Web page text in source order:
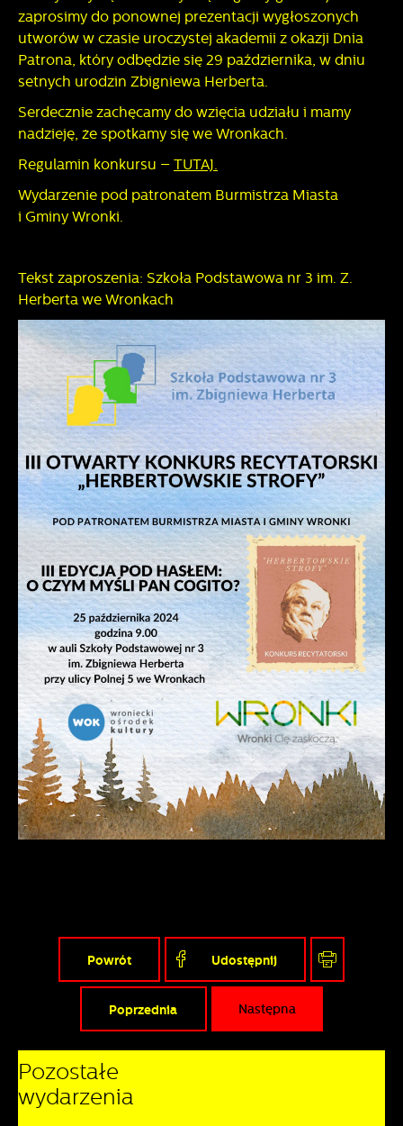
zaprosimy do ponownej prezentacji wygłoszonych
utworów w czasie uroczystej akademii z okazji Dnia
Patrona, który odbędzie się 29 października, w dniu
setnych urodzin Zbigniewa Herberta.
Serdecznie zachęcamy do wzięcia udziału i mamy
nadzieję, że spotkamy się we Wronkach.
Regulamin konkursu – TUTAJ.
Wydarzenie pod patronatem Burmistrza Miasta
i Gminy Wronki.
Tekst zaproszenia: Szkoła Podstawowa nr 3 im. Z.
Herberta we Wronkach
Powrót Udostępnij
Poprzednia Następna
Pozostałe
wydarzenia
mediów społecznościowych.